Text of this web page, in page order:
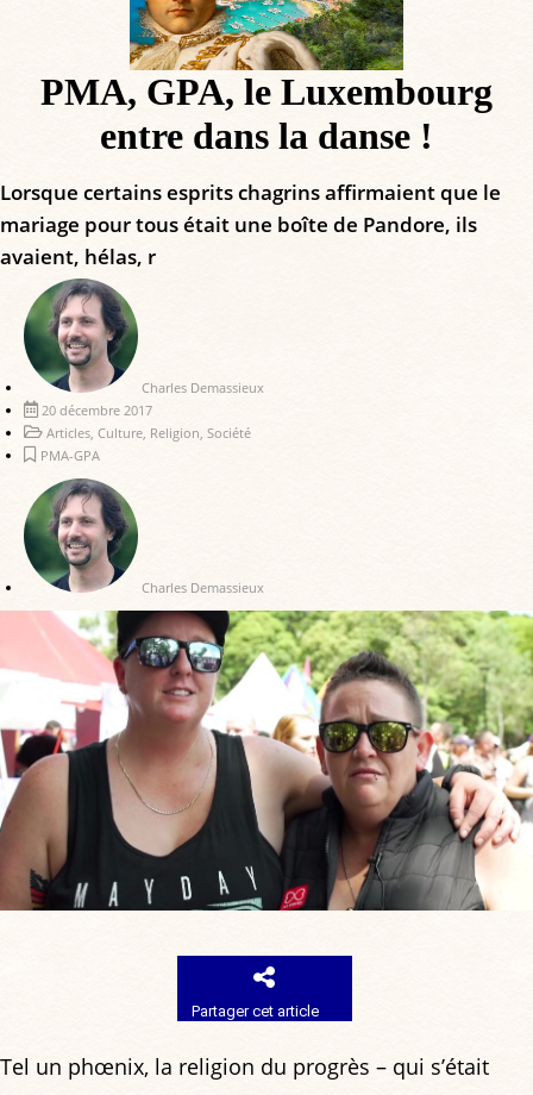
PMA, GPA, le Luxembourg
entre dans la danse !
Lorsque certains esprits chagrins affirmaient que le
mariage pour tous était une boîte de Pandore, ils
avaient, hélas, r
Charles Demassieux
20 décembre 2017
Articles, Culture, Religion, Société
PMA-GPA
Charles Demassieux
Partager cet article
Tel un phœnix, la religion du progrès – qui s’était